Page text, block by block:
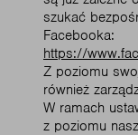
szukać
Facebooka:
https://
Z poziomu
również
W ramach
z poziomu